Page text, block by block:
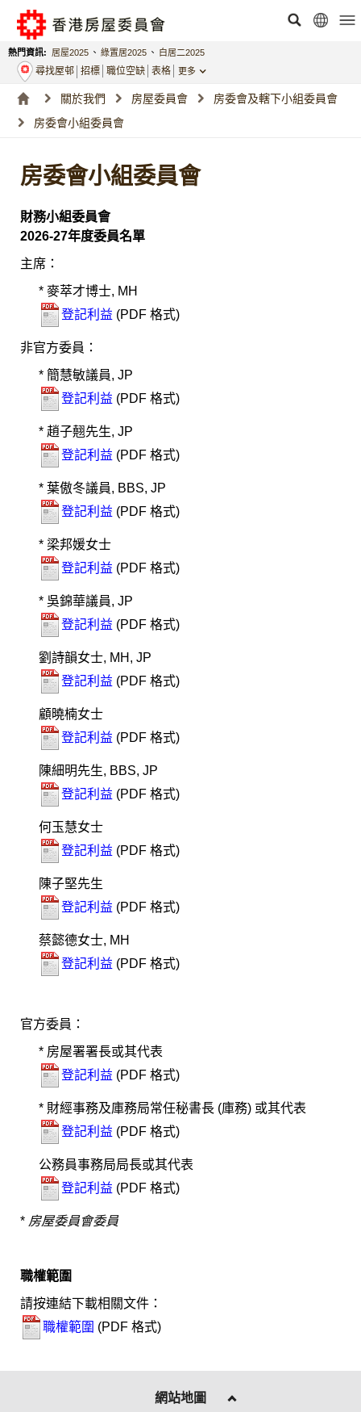
熱門資訊: 居屋2025 、 綠置居2025 、 白居二2025
尋找屋邨 招標 職位空缺 表格 更多
關於我們 房屋委員會
房委會及轄下小組委員會
房委會小組委員會
房委會小組委員會
財務小組委員會
2026-27年度委員名單
主席：
* 麥萃才博士, MH
登記利益 (PDF 格式)
非官方委員：
* 簡慧敏議員, JP
登記利益 (PDF 格式)
* 趙子翹先生, JP
登記利益 (PDF 格式)
* 葉傲冬議員, BBS, JP
登記利益 (PDF 格式)
* 梁邦媛女士
登記利益 (PDF 格式)
* 吳錦華議員, JP
登記利益 (PDF 格式)
劉詩韻女士, MH, JP
登記利益 (PDF 格式)
顧曉楠女士
登記利益 (PDF 格式)
陳細明先生, BBS, JP
登記利益 (PDF 格式)
何玉慧女士
登記利益 (PDF 格式)
陳子堅先生
登記利益 (PDF 格式)
蔡懿德女士, MH
登記利益 (PDF 格式)
官方委員：
* 房屋署署長或其代表
登記利益 (PDF 格式)
* 財經事務及庫務局常任秘書長 (庫務) 或其代表
登記利益 (PDF 格式)
公務員事務局局長或其代表
登記利益 (PDF 格式)
* 房屋委員會委員
職權範圍
請按連結下載相關文件：
職權範圍 (PDF 格式)
網站地圖